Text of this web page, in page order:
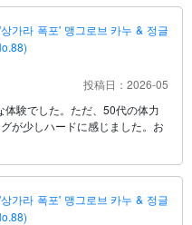
가라 폭포' 맹그로브 카누 & 정글
投稿日：2026-05
験でした。ただ、50代の体力
が少しハードに感じました。お
가라 폭포' 맹그로브 카누 & 정글